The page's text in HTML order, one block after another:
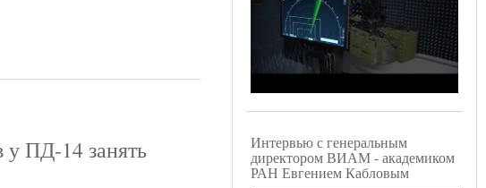
у ПД-14 занять
Интервью с генеральным
директором ВИАМ - академиком
РАН Евгением Кабловым